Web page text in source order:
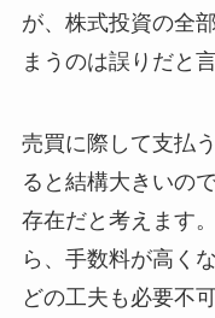
が、株式投資の全
まうのは誤りだと
売買に際して支払
ると結構大きいの
存在だと考えます
ら、手数料が高く
どの工夫も必要不